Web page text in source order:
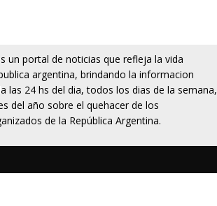
un portal de noticias que refleja la vida
argentina, brindando la informacion
las 24 hs del dia, todos los dias de la semana,
del año sobre el quehacer de los
de la República Argentina.